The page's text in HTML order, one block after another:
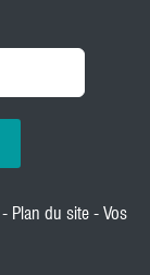
- Plan du site - Vos